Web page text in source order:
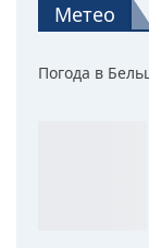
Метео
Погода в